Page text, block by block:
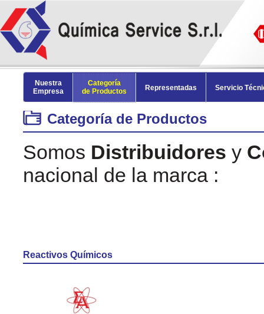
Nuestra
Empresa
Categoría
de Productos
Representadas Servicio
Categoría de Productos
Somos Distribuidores y
nacional de la marca :
Reactivos Químicos